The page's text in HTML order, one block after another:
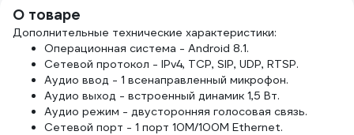
О товаре
Дополнительные технические характеристики:
Операционная система - Android 8.1.
Сетевой протокол - IPv4, TCP, SIP, UDP, RTSP.
Аудио ввод - 1 всенаправленный микрофон.
Аудио выход - встроенный динамик 1,5 Вт.
Аудио режим - двусторонняя голосовая связь.
Сетевой порт - 1 порт 10M/100M Ethernet.